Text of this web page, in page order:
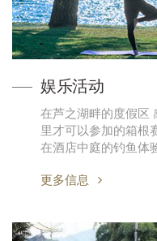
娱乐活动
在芦之湖畔的度假区 感受
里才可以参加的箱根
在酒店中庭的钓鱼体
更多信息